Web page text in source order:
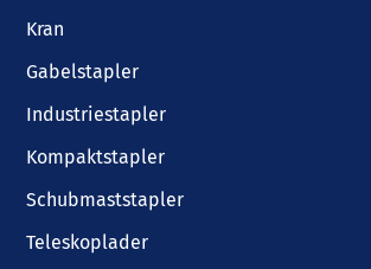
Kran
Gabelstapler
Industriestapler
Kompaktstapler
Schubmaststapler
Teleskoplader